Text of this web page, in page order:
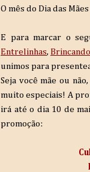
O mês do Dia das
E para marcar o
Entrelinhas,
unimos para
Seja você mãe ou
muito especiais! A
irá até o dia 10 de
promoção: